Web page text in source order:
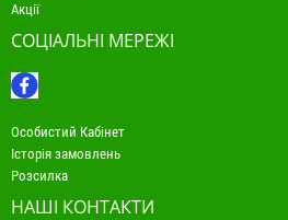
Акції
СОЦІАЛЬНІ МЕРЕЖІ
Особистий Кабінет
Історія замовлень
Розсилка
НАШІ КОНТАКТИ